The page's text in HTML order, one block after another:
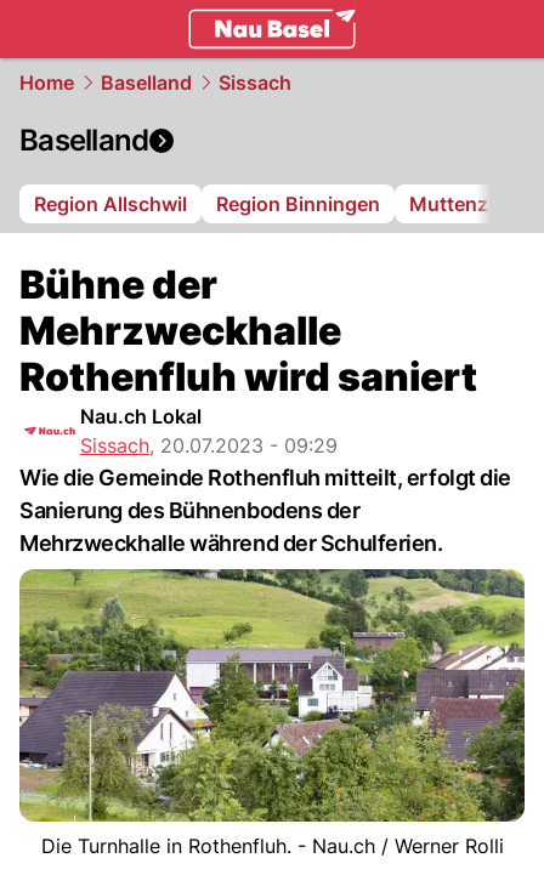
Home Baselland Sissach
Baselland
Region Allschwil Region Binningen Muttenz
Bühne der
Mehrzweckhalle
Rothenfluh wird saniert
Nau.ch Lokal
Sissach, 20.07.2023 - 09:29
Wie die Gemeinde Rothenfluh mitteilt, erfolgt die
Sanierung des Bühnenbodens der
Mehrzweckhalle während der Schulferien.
Die Turnhalle in Rothenfluh. - Nau.ch / Werner Rolli